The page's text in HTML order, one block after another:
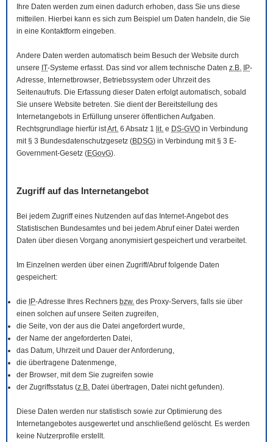
Ihre Daten werden zum einen dadurch erhoben, dass Sie uns diese
mitteilen. Hierbei kann es sich zum Beispiel um Daten handeln, die Sie
in eine Kontaktform eingeben.
Andere Daten werden automatisch beim Besuch der Website durch
unsere IT-Systeme erfasst. Das sind vor allem technische Daten z.B. IP-
Adresse, Internetbrowser, Betriebssystem oder Uhrzeit des
Seitenaufrufs. Die Erfassung dieser Daten erfolgt automatisch, sobald
Sie unsere Website betreten. Sie dient der Bereitstellung des
Internetangebots in Erfüllung unserer öffentlichen Aufgaben.
Rechtsgrundlage hierfür istArt. 6 Absatz 1 lit. e DS-GVO in Verbindung
mit § 3 Bundesdatenschutzgesetz (BDSG) in Verbindung mit § 3 E-
Government-Gesetz (EGovG).
Zugriff auf das Internetangebot
Bei jedem Zugriff eines Nutzenden auf das Internet-Angebot des
Statistischen Bundesamtes und bei jedem Abruf einer Datei werden
Daten über diesen Vorgang anonymisiert gespeichert und verarbeitet.
Im Einzelnen werden über einen Zugriff/Abruf folgende Daten
gespeichert:
die IP-Adresse Ihres Rechners bzw. des Proxy-Servers, falls sie über
einen solchen auf unsere Seiten zugreifen,
die Seite, von der aus die Datei angefordert wurde,
der Name der angeforderten Datei,
das Datum, Uhrzeit und Dauer der Anforderung,
die übertragene Datenmenge,
der Browser, mit dem Sie zugreifen sowie
der Zugriffsstatus (z.B. Datei übertragen, Datei nicht gefunden).
Diese Daten werden nur statistisch sowie zur Optimierung des
Internetangebotes ausgewertet und anschließend gelöscht. Es werden
keine Nutzerprofile erstellt.